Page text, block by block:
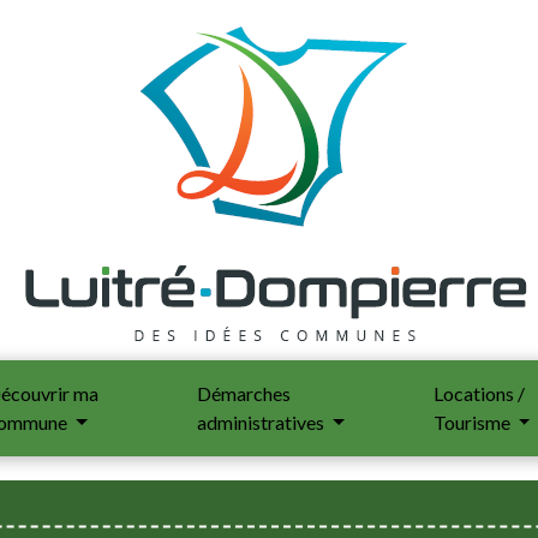
ma
Démarches
administratives
Locations /
Tourisme